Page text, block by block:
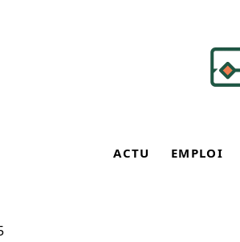
ACTU EMPLOI